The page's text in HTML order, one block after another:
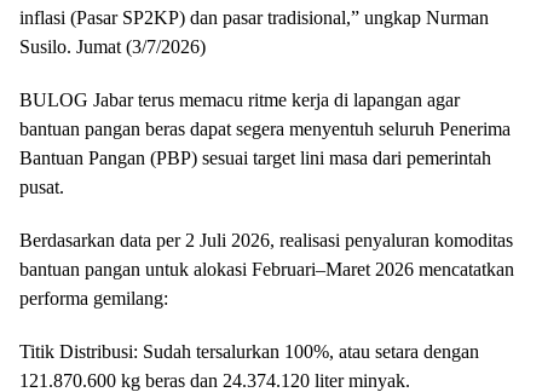
inflasi (Pasar SP2KP) dan pasar tradisional,” ungkap Nurman
Susilo. Jumat (3/7/2026)
​BULOG Jabar terus memacu ritme kerja di lapangan agar
bantuan pangan beras dapat segera menyentuh seluruh Penerima
Bantuan Pangan (PBP) sesuai target lini masa dari pemerintah
pusat.
​Berdasarkan data per 2 Juli 2026, realisasi penyaluran komoditas
bantuan pangan untuk alokasi Februari–Maret 2026 mencatatkan
performa gemilang:
​Titik Distribusi: Sudah tersalurkan 100%, atau setara dengan
121.870.600 kg beras dan 24.374.120 liter minyak.